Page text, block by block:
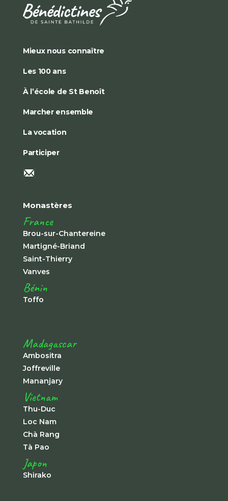
Mieux nous connaître
Les 100 ans
À l’école de St Benoît
Marcher ensemble
La vocation
Participer
Monastères
France
Brou-sur-Chantereine
Martigné-Briand
Saint-Thierry
Vanves
Bénin
Toffo
Madagascar
Ambositra
Joffreville
Mananjary
Vietnam
Thu-Duc
Loc Nam
Chà Rang
Tà Pao
Japon
Shirako